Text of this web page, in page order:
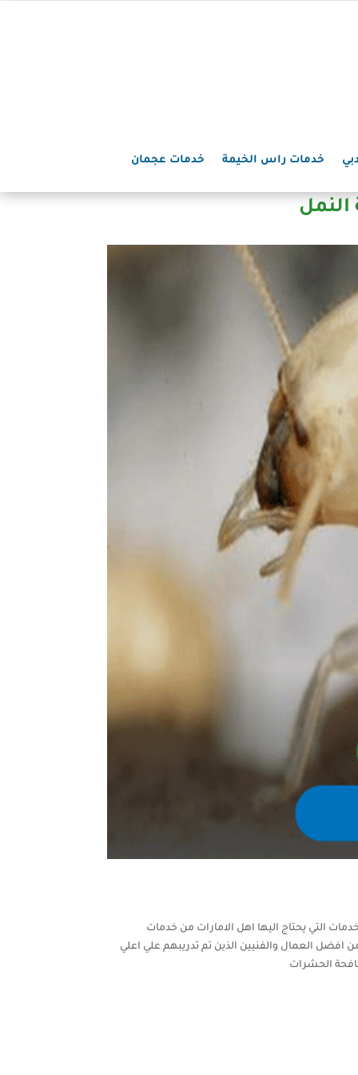
خدمات راس الخيمة خدمات عجمان
التي يحتاج اليها اهل الامارات من خدمات
افضل العمال والفنيين الذين تم تدريبهم علي اعلي
الحشرات